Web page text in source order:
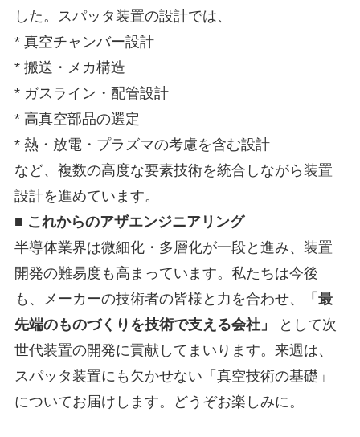
した。スパッタ装置の設計では、
* 真空チャンバー設計
* 搬送・メカ構造
* ガスライン・配管設計
* 高真空部品の選定
* 熱・放電・プラズマの考慮を含む設計
など、複数の高度な要素技術を統合しながら装置
設計を進めています。
■ これからのアザエンジニアリング
半導体業界は微細化・多層化が一段と進み、装置
開発の難易度も高まっています。私たちは今後
も、メーカーの技術者の皆様と力を合わせ、
「最
先端のものづくりを技術で支える会社」
として次
世代装置の開発に貢献してまいります。来週は、
スパッタ装置にも欠かせない「真空技術の基礎」
についてお届けします。どうぞお楽しみに。